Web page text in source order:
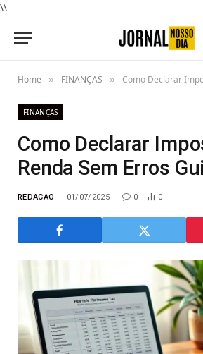
\\
Home » FINANÇAS » Como Declarar Imposto de
FINANÇAS
Como Declarar
Renda Sem Erros
REDACAO 01/07/2025 0 0